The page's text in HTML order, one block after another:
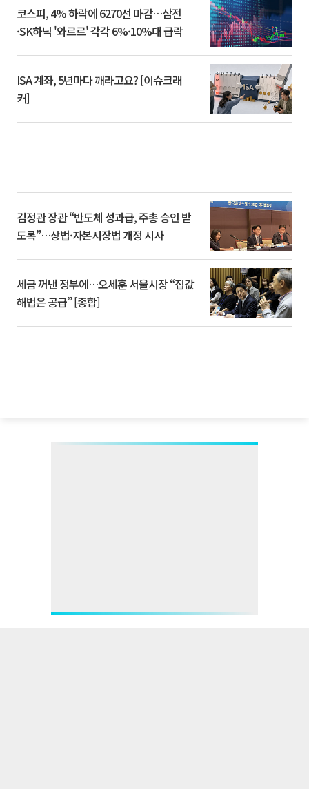
코스피, 4% 하락에 6270선 마감…삼전
·SK하닉 '와르르' 각각 6%·10%대 급락
ISA 계좌, 5년마다 깨라고요? [이슈크래
커]
김정관 장관 “반도체 성과급, 주총 승인 받
도록”…상법·자본시장법 개정 시사
세금 꺼낸 정부에…오세훈 서울시장 “집값
해법은 공급” [종합]